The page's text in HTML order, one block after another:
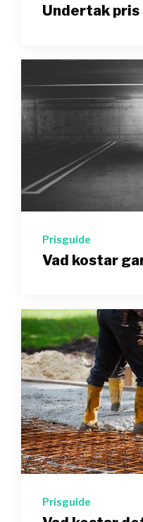
Undertak pris
Prisguide
Vad kostar
Prisguide